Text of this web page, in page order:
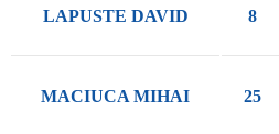
LAPUSTE DAVID 8
MACIUCA MIHAI 25